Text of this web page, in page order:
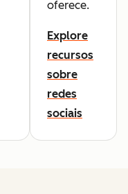
oferece.
Explore
recursos
sobre
redes
sociais